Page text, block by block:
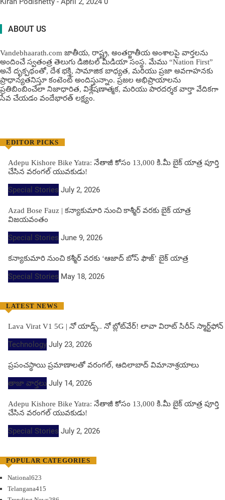
ABOUT US
Vandebhaarath.com జాతీయ, రాష్ట్ర, అంతర్జాతీయ అంశాలపై వార్తలను
అందించే స్వతంత్ర తెలుగు డిజిటల్ మీడియా సంస్థ. మేము “Nation First”
అనే దృక్పథంతో, దేశ భక్తి, సామాజిక బాధ్యత, మరియు ప్రజా అవగాహనకు
ప్రాధాన్యతనిస్తూ కంటెంట్ అందిస్తున్నాం. ప్రజల అభిప్రాయాలను
ప్రతిబింబించేలా నిజాధారిత, విశ్లేషణాత్మక, మరియు పారదర్శక వార్తా వేదికగా
సేవ చేయడం వందేభార‌త్ ల‌క్ష్యం.
EDITOR PICKS
Adepu Kishore Bike Yatra: నేతాజీ కోసం 13,000 కి.మీ బైక్ యాత్ర పూర్తి
చేసిన వరంగల్ యువకుడు!
Special Stories July 2, 2026
Azad Bose Fauz | కన్యాకుమారి నుంచి కాశ్మీర్ వరకు బైక్ యాత్ర
విజయవంతం
Special Stories June 9, 2026
కన్యాకుమారి నుంచి కశ్మీర్ వరకు ‘ఆజాద్ బోస్ ఫౌజ్’ బైక్ యాత్ర
Special Stories May 18, 2026
LATEST NEWS
Lava Virat V1 5G | నో యాడ్స్.. నో బ్లోట్‌వేర్! లావా విరాట్ సిరీస్ స్మార్ట్‌ఫోన్​
Technology July 23, 2026
ప్రపంచస్థాయి ప్రమాణాలతో వరంగల్, ఆదిలాబాద్ విమానాశ్రయాలు
తాజా వార్తలు July 14, 2026
Adepu Kishore Bike Yatra: నేతాజీ కోసం 13,000 కి.మీ బైక్ యాత్ర పూర్తి
చేసిన వరంగల్ యువకుడు!
Special Stories July 2, 2026
POPULAR CATEGORIES
National623
Telangana415